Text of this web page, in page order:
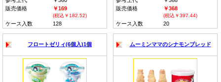
販売価格
￥169
(税込￥182.52)
ケース入数 128
販売価格
￥368
(税込￥397.44)
ケース入数 20
フロートゼリィ(6個入)1個 ムーミンママのシナモンブレッド